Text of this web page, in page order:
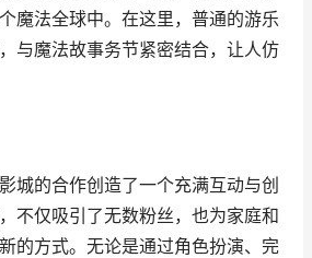
魔法全球中。在这里，普通的游乐
与魔法故事务节紧密结合，让人仿
城的合作创造了一个充满互动与创
不仅吸引了无数粉丝，也为家庭和
的方式。无论是通过角色扮演、完